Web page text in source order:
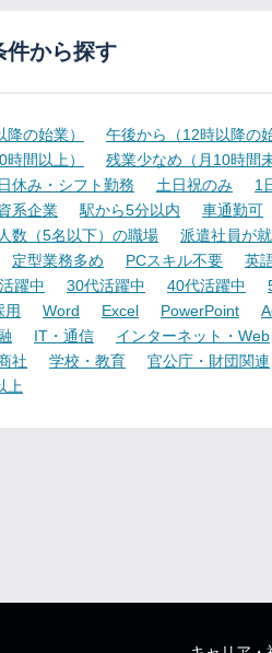
件から探す
の始業） 午後から（12時以降の
間以上）
残業少なめ（月10時間
休み・シフト勤務 土日祝のみ 1
系企業 駅から5分以内 車通勤可
数（5名以下）の職場 派遣社員が
定型業務多め PCスキル不要 英
躍中 30代活躍中 40代活躍中
用
Word Excel PowerPoint
IT・通信 インターネット・Web
社 学校・教育 官公庁・財団関連
上